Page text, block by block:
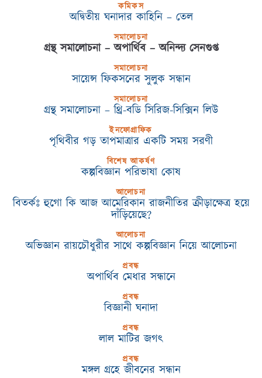
কমিকস
অদ্বিতীয় ঘনাদার কাহিনি – তেল
সমালোচনা
গ্রন্থ সমালোচনা – অপার্থিব – অনিন্দ্য সেনগুপ্ত
সমালোচনা
সায়েন্স ফিকসনের সুলুক সন্ধান
সমালোচনা
গ্রন্থ সমালোচনা – থ্রি-বডি সিরিজ-সিক্সিন লিউ
ইনফোগ্রাফিক
পৃথিবীর গড় তাপমাত্রার একটি সময় সরণী
বিশেষ আকর্ষণ
কল্পবিজ্ঞান পরিভাষা কোষ
আলোচনা
বিতর্কঃ হুগো কি আজ আমেরিকান রাজনীতির ক্রীড়াক্ষেত্র হয়ে
দাঁড়িয়েছে?
আলোচনা
অভিজ্ঞান রায়চৌধুরীর সাথে কল্পবিজ্ঞান নিয়ে আলোচনা
প্রবন্ধ
অপার্থিব মেধার সন্ধানে
প্রবন্ধ
বিজ্ঞানী ঘনাদা
প্রবন্ধ
লাল মাটির জগৎ
প্রবন্ধ
মঙ্গল গ্রহে জীবনের সন্ধান